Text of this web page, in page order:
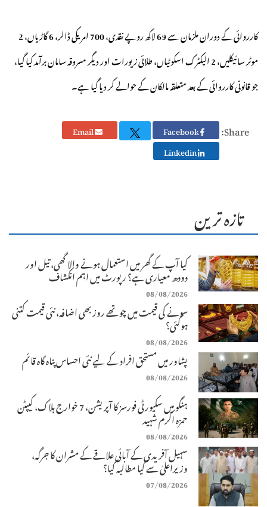
کارروائی کے دوران ملزمان سے 69 لاکھ روپے نقدی، 700 امریکی ڈالر، 6 گاڑیاں، 2
موٹر سائیکلیں، 2 الیکٹرک اسکوٹیاں، طلائی زیورات اور دیگر مسروقہ سامان برآمد کیا گیا،
جو قانونی کارروائی کے بعد متعلقہ مالکان کے حوالے کر دیا گیا ہے۔
Share:
Email
Linkedin
تازہ ترین
کیا آپ کے گھر میں استعمال ہونے والا گھی، تیل اور
دودھ معیاری ہے؟ رپورٹ میں اہم انکشاف
08/08/2026
سونے کی قیمت میں چوتھے روز بھی اضافہ، نئی قیمت کتنی
ہوگئی؟
08/08/2026
پشاور میں مستحق افراد کے لیے نئی احساس پناہ گاہ قائم
08/08/2026
ہنگو میں سکیورٹی فورسز کا آپریشن، 7 خوارج ہلاک، کیپٹن
حمزہ اکرم شہید
08/08/2026
سہیل آفریدی کے آبائی علاقے کے مشران کا جرگہ،
وزیراعلیٰ سے کیا مطالبہ کیا؟
07/08/2026